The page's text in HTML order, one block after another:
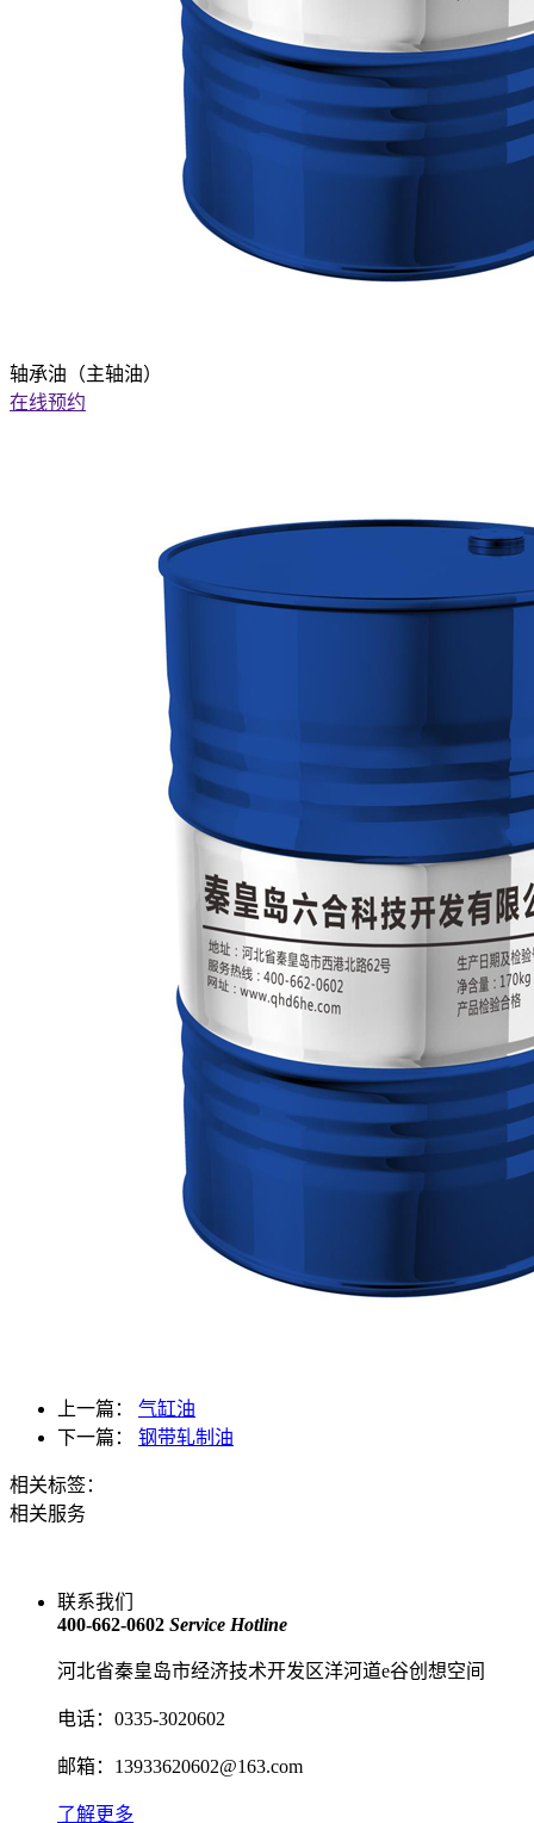
轴承油（主轴油）
在线预约
上一篇： 气缸油
下一篇： 钢带轧制油
相关标签：
相关服务
联系我们
400-662-0602 Service Hotline
河北省秦皇岛市经济技术开发区洋河道e谷创想空间
电话：0335-3020602
邮箱：13933620602@163.com
了解更多